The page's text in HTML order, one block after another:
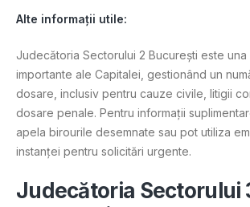
Alte informații utile:
Judecătoria Sectorului 2 București este
importante ale Capitalei, gestionând un
dosare, inclusiv pentru cauze civile, litigii
dosare penale. Pentru informații
apela birourile desemnate sau pot utiliza
instanței pentru solicitări urgente.
Judecătoria Sectorului